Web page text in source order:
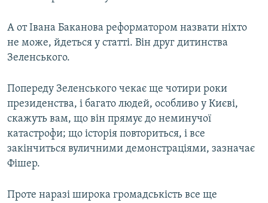
А от Івана Баканова реформатором назвати ніхто
не може, йдеться у статті. Він друг дитинства
Зеленського.
Попереду Зеленського чекає ще чотири роки
президенства, і багато людей, особливо у Києві,
скажуть вам, що він прямує до неминучої
катастрофи; що історія повториться, і все
закінчиться вуличними демонстраціями, зазначає
Фішер.
Проте наразі широка громадськість все ще